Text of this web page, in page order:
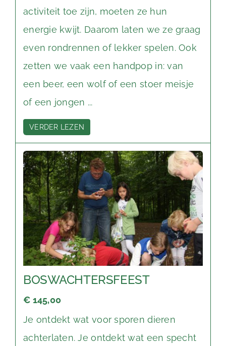
activiteit toe zijn, moeten ze hun
energie kwijt. Daarom laten we ze graag
even rondrennen of lekker spelen. Ook
zetten we vaak een handpop in: van
een beer, een wolf of een stoer meisje
of een jongen ...
VERDER LEZEN
BOSWACHTERSFEEST
€ 145,00
Je ontdekt wat voor sporen dieren
achterlaten. Je ontdekt wat een specht